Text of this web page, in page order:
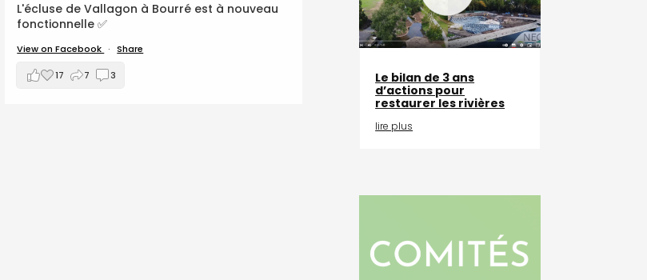
L'écluse de Vallagon à Bourré est à nouveau
fonctionnelle ✅
View on Facebook · Share
17 7 3
Le bilan de 3 ans
d’actions pour
restaurer les rivières
lire plus